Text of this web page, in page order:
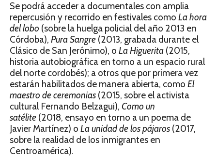
Se podrá acceder a documentales con amplia
repercusión y recorrido en festivales como La hora
del lobo (sobre la huelga policial del año 2013 en
Córdoba), Pura Sangre (2013, grabada durante el
Clásico de San Jerónimo), o La Higuerita (2015,
historia autobiográfica en torno a un espacio rural
del norte cordobés); a otros que por primera vez
estarán habilitados de manera abierta, como El
maestro de ceremonias (2015, sobre el activista
cultural Fernando Belzagui), Como un
satélite (2018, ensayo en torno a un poema de
Javier Martínez) o La unidad de los pájaros (2017,
sobre la realidad de los inmigrantes en
Centroamérica).